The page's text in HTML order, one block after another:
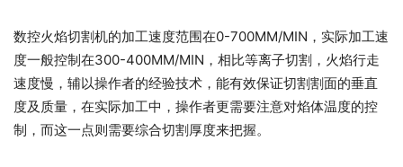
数控火焰切割机的加工速度范围在0-700MM/MIN，实际加工速
度一般控制在300-400MM/MIN，相比等离子切割，火焰行走
速度慢，辅以操作者的经验技术，能有效保证切割割面的垂直
度及质量，在实际加工中，操作者更需要注意对焰体温度的控
制，而这一点则需要综合切割厚度来把握。